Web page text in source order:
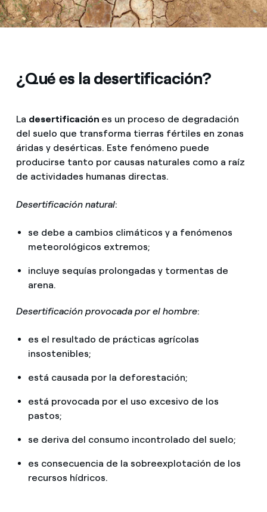
¿Qué es la desertificación?
La desertificación es un proceso de degradación
del suelo que transforma tierras fértiles en zonas
áridas y desérticas. Este fenómeno puede
producirse tanto por causas naturales como a raíz
de actividades humanas directas.
Desertificación natural:
se debe a cambios climáticos y a fenómenos
meteorológicos extremos;
incluye sequías prolongadas y tormentas de
arena.
Desertificación provocada por el hombre:
es el resultado de prácticas agrícolas
insostenibles;
está causada por la deforestación;
está provocada por el uso excesivo de los
pastos;
se deriva del consumo incontrolado del suelo;
es consecuencia de la sobreexplotación de los
recursos hídricos.